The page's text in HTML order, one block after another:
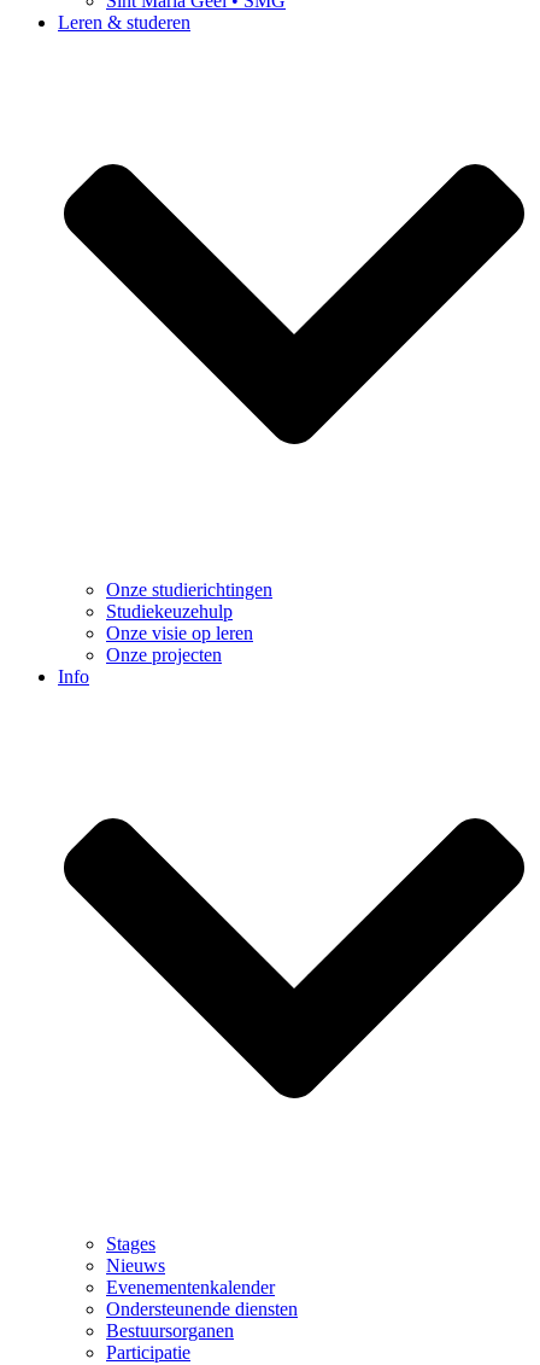
Leren & studeren
Onze studierichtingen
Studiekeuzehulp
Onze visie op leren
Onze projecten
Info
Stages
Nieuws
Evenementenkalender
Ondersteunende diensten
Bestuursorganen
Participatie